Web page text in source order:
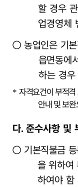
할 경우
업경영체
○ 농업인은 기
읍면동에
하는 경
* 자격요건이 부적
안내 및 보완
다. 준수사항 및
○ 기본직불금
을 위하여
하여야 함